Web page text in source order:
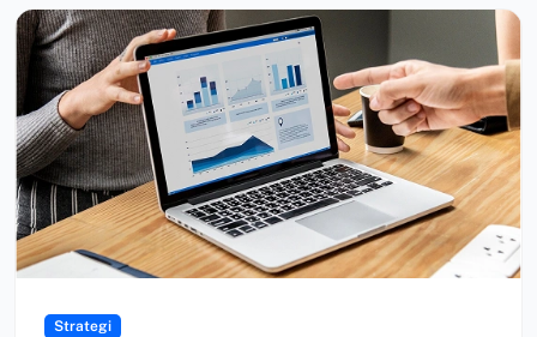
Strategi